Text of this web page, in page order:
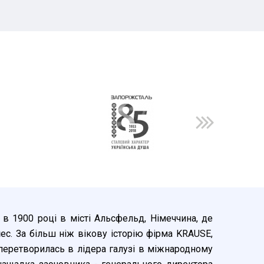
в 1900 році в місті Альсфельд, Німеччина, де
За більш ніж вікову історію фірма KRAUSE,
в лідера галузі в міжнародному